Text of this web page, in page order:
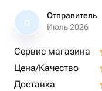
О
Отправитель
Июль 2026
Сервис магазина
Цена/Качество
Доставка